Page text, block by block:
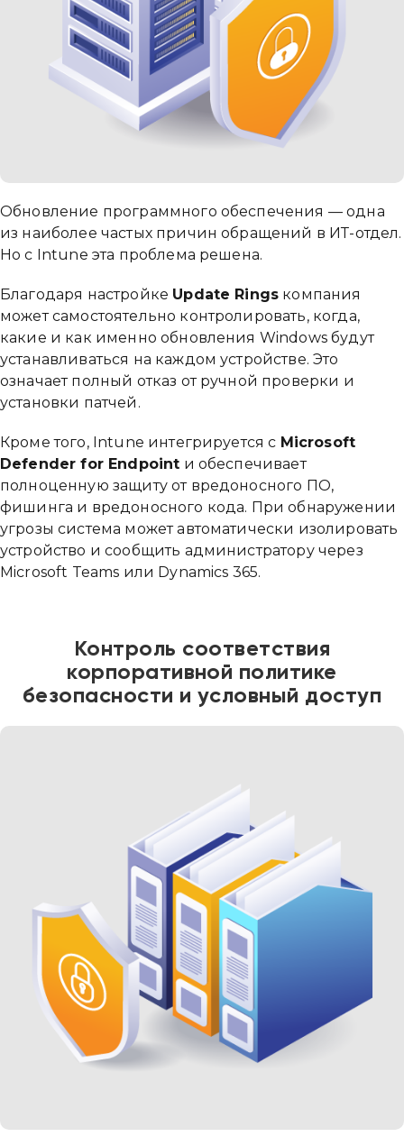
Обновление программного обеспечения — одна
из наиболее частых причин обращений в ИТ-отдел.
Но с Intune эта проблема решена.
Благодаря настройке Update Rings компания
может самостоятельно контролировать, когда,
какие и как именно обновления Windows будут
устанавливаться на каждом устройстве. Это
означает полный отказ от ручной проверки и
установки патчей.
Кроме того, Intune интегрируется с Microsoft
Defender for Endpoint и обеспечивает
полноценную защиту от вредоносного ПО,
фишинга и вредоносного кода. При обнаружении
угрозы система может автоматически изолировать
устройство и сообщить администратору через
Microsoft Teams или Dynamics 365.
Контроль соответствия
корпоративной политике
безопасности и условный доступ